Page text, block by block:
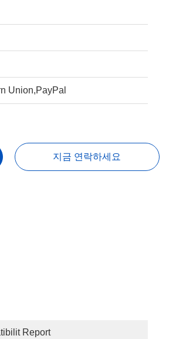
Union,PayPal
지금 연락하세요
Report